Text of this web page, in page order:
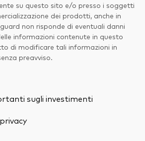
su questo sito e/o presso i soggetti
dei prodotti, anche in
non risponde di eventuali danni
informazioni contenute in questo
di modificare tali informazioni in
preavviso.
sugli investimenti